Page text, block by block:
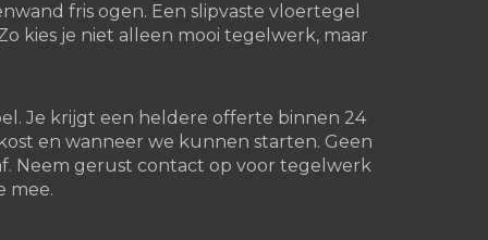
fris ogen. Een slipvaste vloertegel
kies je niet alleen mooi tegelwerk, maar
Je krijgt een heldere offerte binnen 24
en wanneer we kunnen starten. Geen
Neem gerust contact op voor tegelwerk
mee.